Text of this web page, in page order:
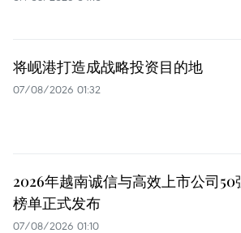
将岘港打造成战略投资目的地
07/08/2026 01:32
2026年越南诚信与高效上市公司50
榜单正式发布
07/08/2026 01:10